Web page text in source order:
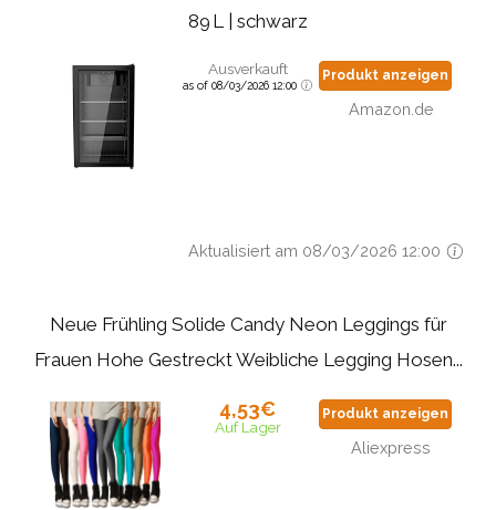
89 L | schwarz
Ausverkauft
as of 08/03/2026 12:00
Produkt anzeigen
Amazon.de
Aktualisiert am 08/03/2026 12:00
Neue Frühling Solide Candy Neon Leggings für
Frauen Hohe Gestreckt Weibliche Legging Hosen...
4,53€
Auf Lager
Produkt anzeigen
Aliexpress